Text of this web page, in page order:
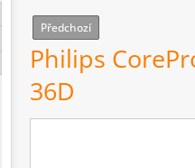
Předchozí
Philips
36D